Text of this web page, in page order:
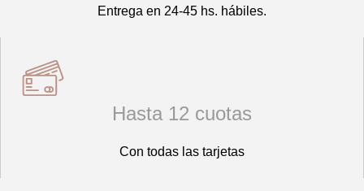
Entrega en 24-45 hs. hábiles.
Hasta 12 cuotas
Con todas las tarjetas